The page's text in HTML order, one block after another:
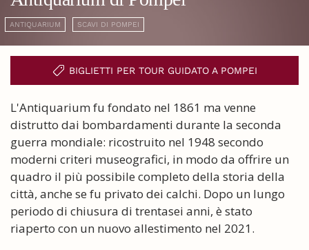
ANTIQUARIUM SCAVI DI POMPEI
BIGLIETTI PER TOUR GUIDATO A POMPEI
L'Antiquarium fu fondato nel 1861 ma venne
distrutto dai bombardamenti durante la seconda
guerra mondiale: ricostruito nel 1948 secondo
moderni criteri museografici, in modo da offrire un
quadro il più possibile completo della storia della
città, anche se fu privato dei calchi. Dopo un lungo
periodo di chiusura di trentasei anni, è stato
riaperto con un nuovo allestimento nel 2021.